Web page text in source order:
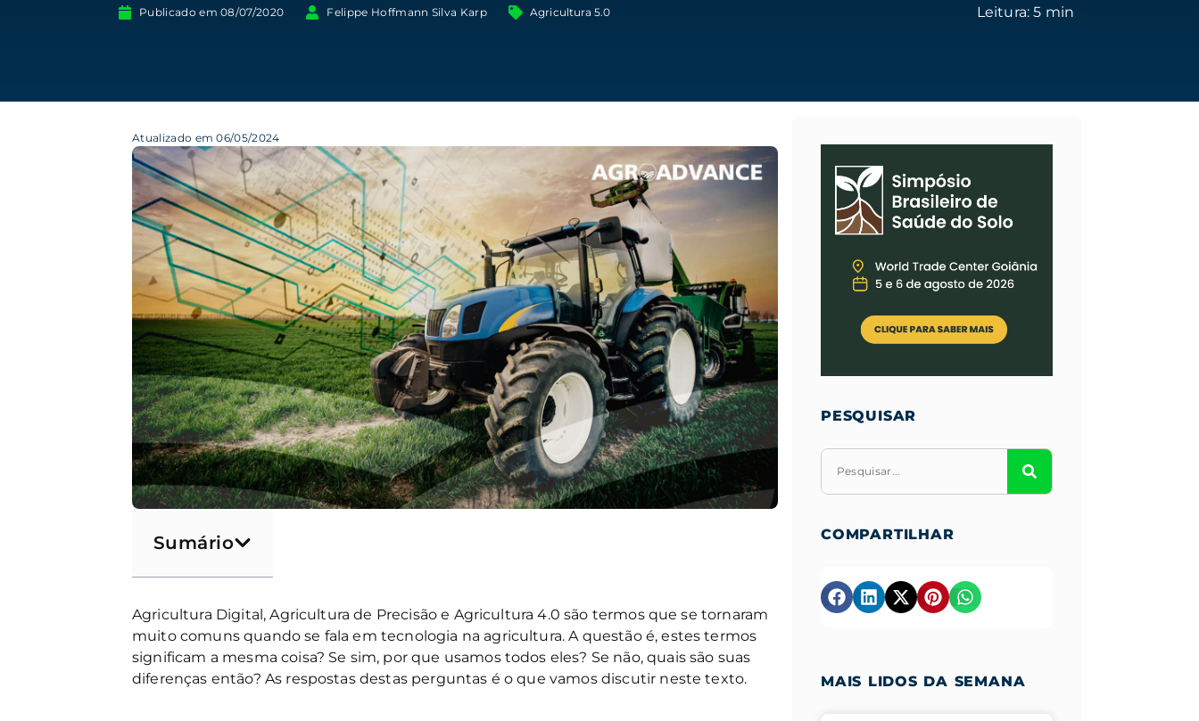
Publicado em 08/07/2020 Felippe Hoffmann Silva Karp Agricultura 5.0
Atualizado em 06/05/2024
Sumário
Agricultura Digital, Agricultura de Precisão e Agricultura 4.0 são termos que se tornaram
muito comuns quando se fala em tecnologia na agricultura. A questão é, estes termos
significam a mesma coisa? Se sim, por que usamos todos eles? Se não, quais são suas
diferenças então? As respostas destas perguntas é o que vamos discutir neste texto.
PESQUISAR
COMPARTILHAR
MAIS LIDOS DA SEMANA